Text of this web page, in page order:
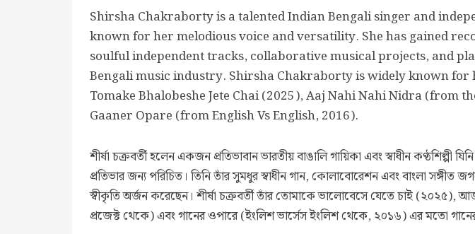
Shirsha Chakraborty is a talented Indian Bengali singer and
known for her melodious voice and versatility. She has gained
soulful independent tracks, collaborative musical projects, and
Bengali music industry. Shirsha Chakraborty is widely known for
Tomake Bhalobeshe Jete Chai (2025), Aaj Nahi Nahi Nidra (from
Gaaner Opare (from English Vs English, 2016).
শীর্ষা চক্রবর্তী হলেন একজন প্রতিভাবান ভারতীয় বাঙালি গায়িকা এবং স্বাধীন কণ্ঠশিল্পী
প্রতিভার জন্য পরিচিত। তিনি তাঁর সুমধুর স্বাধীন গান, কোলাবোরেশন এবং বাংলা সঙ্গীত
স্বীকৃতি অর্জন করেছেন। শীর্ষা চক্রবর্তী তাঁর তোমাকে ভালোবেসে যেতে চাই (২০২৫), আজ
প্রজেক্ট থেকে) এবং গানের ওপারে (ইংলিশ ভার্সেস ইংলিশ থেকে, ২০১৬) এর মতো